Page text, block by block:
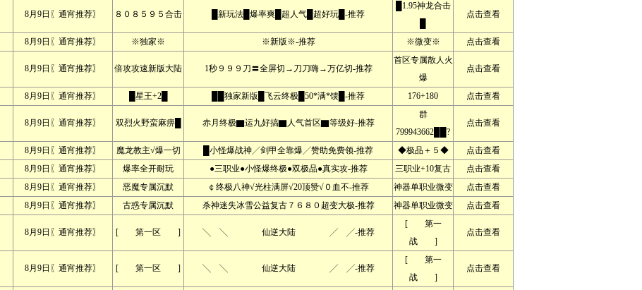
8月9日〖通宵推荐〗 ８０８５９５合击 █新玩法█爆率爽█超人气█超好玩█-推荐
█1.95神龙合击
点击查看
8月9日〖通宵推荐〗 ※独家※ ※新版※-推荐 ※微变※ 点击查看
8月9日〖通宵推荐〗 倍攻攻速新版大陆 1秒９９９刀〓全屏切→刀刀嗨→万亿切-推荐
首区专属散人火
爆
点击查看
8月9日〖通宵推荐〗 █星王+2█ ██独家新版█飞云终极█50*满*馈█-推荐 176+180 点击查看
8月9日〖通宵推荐〗 双烈火野蛮麻痹█ 赤月终极▇运九好搞▇人气首区▇等级好-推荐
群
799943662██?
点击查看
8月9日〖通宵推荐〗 魔龙教主√爆一切 █小怪爆战神╱剑甲全靠爆╱赞助免费领-推荐 ◆极品＋５◆
点击查看
8月9日〖通宵推荐〗 爆率全开耐玩 ●三职业●小怪爆终极●双极品●真实攻-推荐 三职业+10复古
点击查看
8月9日〖通宵推荐〗 恶魔专属沉默 ￠终极八神√光柱满屏√20顶赞√０血不-推荐 神器单职业微变
点击查看
8月9日〖通宵推荐〗 古惑专属沉默 杀神迷失冰雪公益复古７６８０超变大极-推荐 神器单职业微变 点击查看
8月9日〖通宵推荐〗 [ 第一区 ] ╲ ╲ 仙逆大陆 ╱ ╱-推荐
[ 第一
战 ]
点击查看
8月9日〖通宵推荐〗 [ 第一区 ] ╲ ╲ 仙逆大陆 ╱ ╱-推荐
[ 第一
战 ]
点击查看